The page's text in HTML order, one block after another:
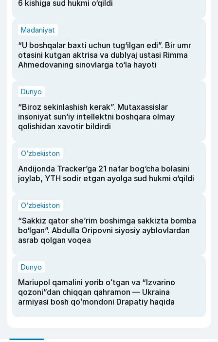
6 kishiga sud hukmi o‘qildi
Madaniyat
“U boshqalar baxti uchun tug‘ilgan edi”. Bir umr
otasini kutgan aktrisa va dublyaj ustasi Rimma
Ahmedovaning sinovlarga to‘la hayoti
Dunyo
“Biroz sekinlashish kerak”. Mutaxassislar
insoniyat sun’iy intellektni boshqara olmay
qolishidan xavotir bildirdi
O‘zbekiston
Andijonda Tracker’ga 21 nafar bog‘cha bolasini
joylab, YTH sodir etgan ayolga sud hukmi o‘qildi
O‘zbekiston
“Sakkiz qator she’rim boshimga sakkizta bomba
bo‘lgan”. Abdulla Oripovni siyosiy ayblovlardan
asrab qolgan voqea
Dunyo
Mariupol qamalini yorib oʻtgan va “Izvarino
qozoni”dan chiqqan qahramon — Ukraina
armiyasi bosh qoʻmondoni Drapatiy haqida